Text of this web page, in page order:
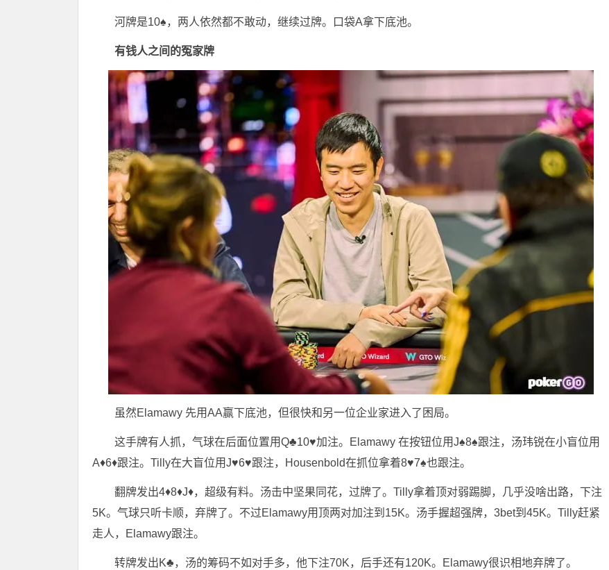
河牌是10♠，两人依然都不敢动，继续过牌。口袋A拿下底池。
有钱人之间的冤家牌
虽然Elamawy 先用AA赢下底池，但很快和另一位企业家进入了困局。
这手牌有人抓，气球在后面位置用Q♣10♥加注。Elamawy 在按钮位用J♠8♠跟注，汤玮锐在小盲位用
A♦6♦跟注。Tilly在大盲位用J♥6♥跟注，Housenbold在抓位拿着8♥7♠也跟注。
翻牌发出4♦8♦J♦，超级有料。汤击中坚果同花，过牌了。Tilly拿着顶对弱踢脚，几乎没啥出路，下注
5K。气球只听卡顺，弃牌了。不过Elamawy用顶两对加注到15K。汤手握超强牌，3bet到45K。Tilly赶紧
走人，Elamawy跟注。
转牌发出K♣，汤的筹码不如对手多，他下注70K，后手还有120K。Elamawy很识相地弃牌了。